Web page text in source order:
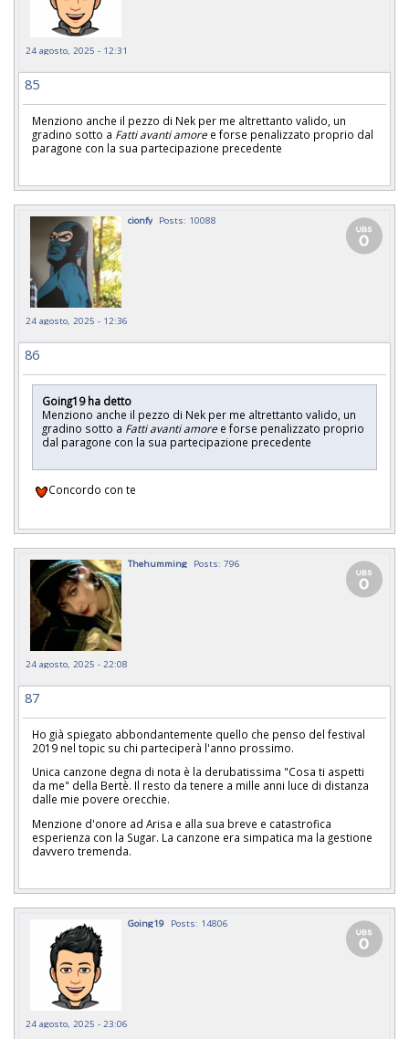
24 agosto, 2025 - 12:31
85
Menziono anche il pezzo di Nek per me altrettanto valido, un
gradino sotto a Fatti avanti amore e forse penalizzato proprio dal
paragone con la sua partecipazione precedente
cionfy Posts: 10088
24 agosto, 2025 - 12:36
86
Going19 ha detto
Menziono anche il pezzo di Nek per me altrettanto valido, un
gradino sotto a Fatti avanti amore e forse penalizzato proprio
dal paragone con la sua partecipazione precedente
Concordo con te
Thehumming Posts: 796
24 agosto, 2025 - 22:08
87
Ho già spiegato abbondantemente quello che penso del festival
2019 nel topic su chi parteciperà l'anno prossimo.
Unica canzone degna di nota è la derubatissima "Cosa ti aspetti
da me" della Bertè. Il resto da tenere a mille anni luce di distanza
dalle mie povere orecchie.
Menzione d'onore ad Arisa e alla sua breve e catastrofica
esperienza con la Sugar. La canzone era simpatica ma la gestione
davvero tremenda.
Going19 Posts: 14806
24 agosto, 2025 - 23:06